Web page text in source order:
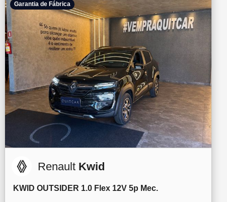
Garantia de Fábrica
Renault Kwid
KWID OUTSIDER 1.0 Flex 12V 5p Mec.